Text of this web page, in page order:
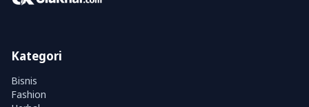
Kategori
Bisnis
Fashion